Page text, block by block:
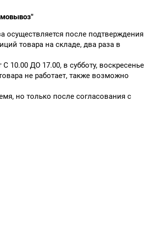
осуществляется после подтверждения
товара на складе, два раза в
С 10.00 ДО 17.00, в субботу, воскресенье
не работает, также возможно
но только после согласования с